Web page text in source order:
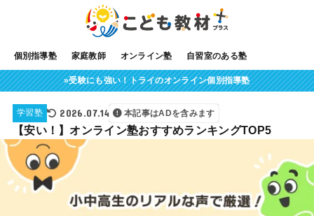
個別指導塾 家庭教師 オンライン塾 自習室のある塾
»受験にも強い！トライのオンライン個別指導塾
学習塾 2026.07.14 本記事はADを含みます
【安い！】オンライン塾おすすめランキングTOP5